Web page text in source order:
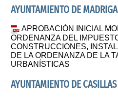
AYUNTAMIENTO DE
APROBACIÓN INICIAL
ORDENANZA DEL
CONSTRUCCIONES,
DE LA ORDENANZA DE LA
URBANÍSTICAS
AYUNTAMIENTO DE CASILLAS